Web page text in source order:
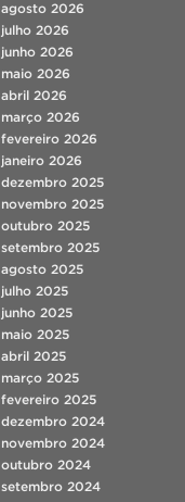
agosto 2026
julho 2026
junho 2026
maio 2026
abril 2026
março 2026
fevereiro 2026
janeiro 2026
dezembro 2025
novembro 2025
outubro 2025
setembro 2025
agosto 2025
julho 2025
junho 2025
maio 2025
abril 2025
março 2025
fevereiro 2025
dezembro 2024
novembro 2024
outubro 2024
setembro 2024